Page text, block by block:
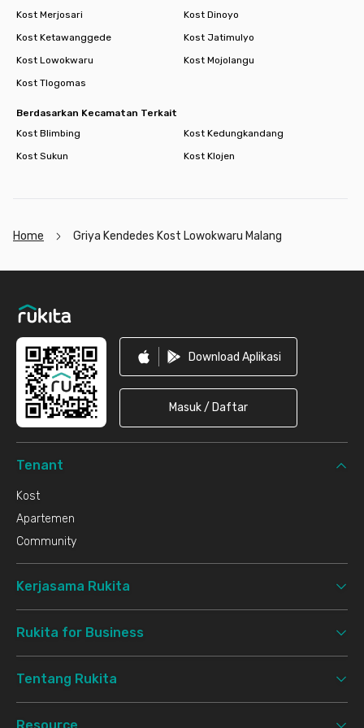
Kost Merjosari
Kost Dinoyo
Kost Ketawanggede
Kost Jatimulyo
Kost Lowokwaru
Kost Mojolangu
Kost Tlogomas
Berdasarkan Kecamatan Terkait
Kost Blimbing
Kost Kedungkandang
Kost Sukun
Kost Klojen
Home Griya Kendedes Kost Lowokwaru Malang
Download Aplikasi
Masuk / Daftar
Tenant
Kost
Apartemen
Community
Kerjasama Rukita
Rukita for Business
Tentang Rukita
Resource